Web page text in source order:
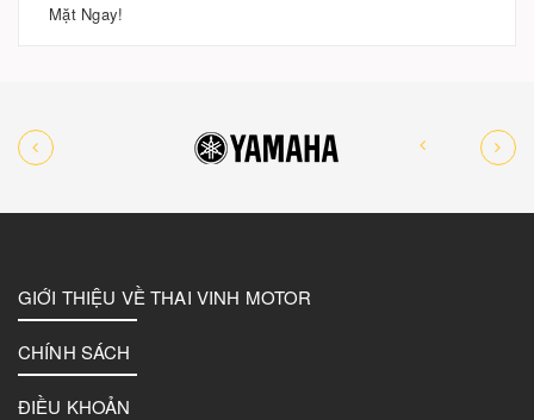
Mặt Ngay!
GIỚI THIỆU VỀ THAI VINH MOTOR
CHÍNH SÁCH
ĐIỀU KHOẢN